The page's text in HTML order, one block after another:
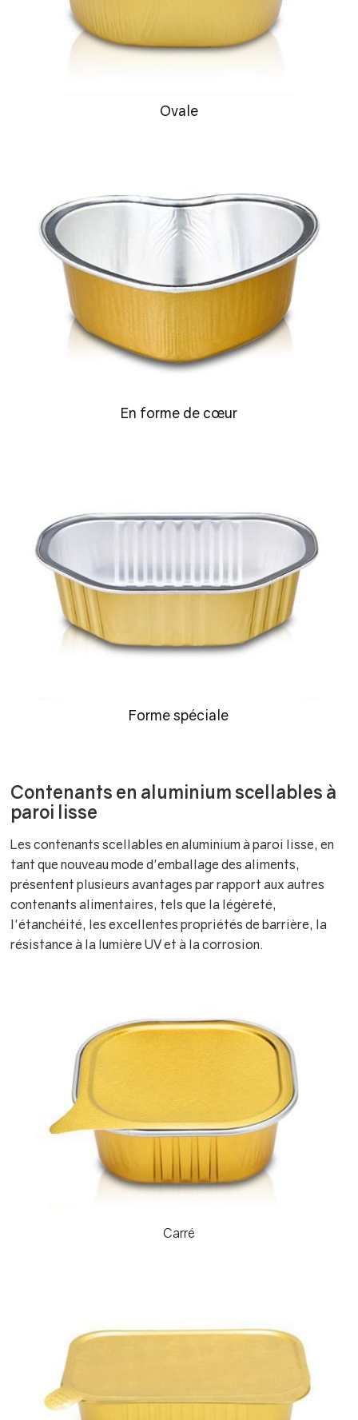
Ovale
En forme de cœur
Forme spéciale
Contenants en aluminium scellables à
paroi lisse
Les contenants scellables en aluminium à paroi lisse, en
tant que nouveau mode d'emballage des aliments,
présentent plusieurs avantages par rapport aux autres
contenants alimentaires, tels que la légèreté,
l'étanchéité, les excellentes propriétés de barrière, la
résistance à la lumière UV et à la corrosion.
Carré